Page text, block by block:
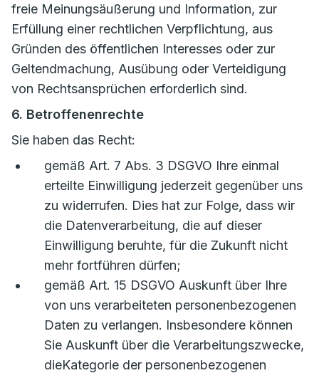
freie Meinungsäußerung und Information, zur
Erfüllung einer rechtlichen Verpflichtung, aus
Gründen des öffentlichen Interesses oder zur
Geltendmachung, Ausübung oder Verteidigung
von Rechtsansprüchen erforderlich sind.
6. Betroffenenrechte
Sie haben das Recht:
gemäß Art. 7 Abs. 3 DSGVO Ihre einmal
erteilte Einwilligung jederzeit gegenüber uns
zu widerrufen. Dies hat zur Folge, dass wir
die Datenverarbeitung, die auf dieser
Einwilligung beruhte, für die Zukunft nicht
mehr fortführen dürfen;
gemäß Art. 15 DSGVO Auskunft über Ihre
von uns verarbeiteten personenbezogenen
Daten zu verlangen. Insbesondere können
Sie Auskunft über die Verarbeitungszwecke,
dieKategorie der personenbezogenen